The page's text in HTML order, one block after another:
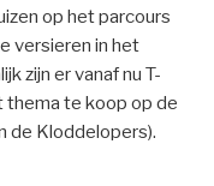
op het parcours
versieren in het
zijn er vanaf nu T-
thema te koop op de
de Kloddelopers).